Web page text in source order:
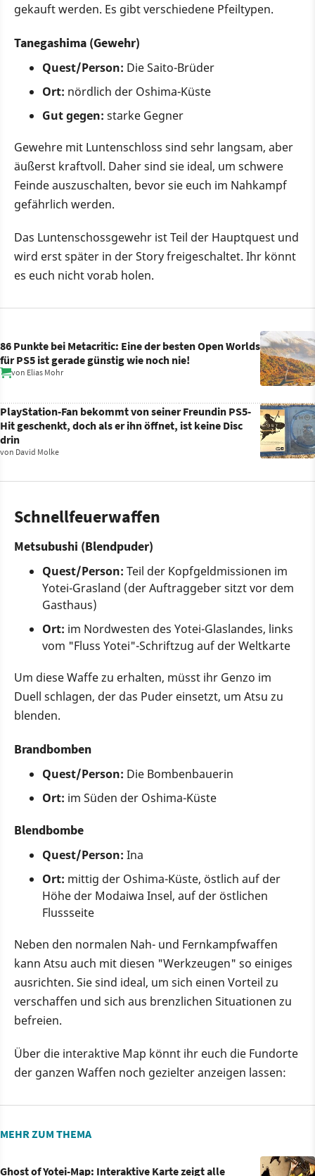
gekauft werden. Es gibt verschiedene Pfeiltypen.
Tanegashima (Gewehr)
Quest/Person: Die Saito-Brüder
Ort: nördlich der Oshima-Küste
Gut gegen: starke Gegner
Gewehre mit Luntenschloss sind sehr langsam, aber
äußerst kraftvoll. Daher sind sie ideal, um schwere
Feinde auszuschalten, bevor sie euch im Nahkampf
gefährlich werden.
Das Luntenschossgewehr ist Teil der Hauptquest und
wird erst später in der Story freigeschaltet. Ihr könnt
es euch nicht vorab holen.
86 Punkte bei Metacritic: Eine der besten Open Worlds
für PS5 ist gerade günstig wie noch nie!
von Elias Mohr
PlayStation-Fan bekommt von seiner Freundin PS5-
Hit geschenkt, doch als er ihn öffnet, ist keine Disc
drin
von David Molke
Schnellfeuerwaffen
Metsubushi (Blendpuder)
Quest/Person: Teil der Kopfgeldmissionen im
Yotei-Grasland (der Auftraggeber sitzt vor dem
Gasthaus)
Ort: im Nordwesten des Yotei-Glaslandes, links
vom "Fluss Yotei"-Schriftzug auf der Weltkarte
Um diese Waffe zu erhalten, müsst ihr Genzo im
Duell schlagen, der das Puder einsetzt, um Atsu zu
blenden.
Brandbomben
Quest/Person: Die Bombenbauerin
Ort: im Süden der Oshima-Küste
Blendbombe
Quest/Person: Ina
Ort: mittig der Oshima-Küste, östlich auf der
Höhe der Modaiwa Insel, auf der östlichen
Flussseite
Neben den normalen Nah- und Fernkampfwaffen
kann Atsu auch mit diesen "Werkzeugen" so einiges
ausrichten. Sie sind ideal, um sich einen Vorteil zu
verschaffen und sich aus brenzlichen Situationen zu
befreien.
Über die interaktive Map könnt ihr euch die Fundorte
der ganzen Waffen noch gezielter anzeigen lassen:
MEHR ZUM THEMA
Ghost of Yotei-Map: Interaktive Karte zeigt alle